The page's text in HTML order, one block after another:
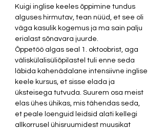
Kuigi inglise keeles õppimine tundus
alguses hirmutav, tean nüüd, et see oli
väga kasulik kogemus ja ma sain palju
erialast sõnavara juurde.
Õppetöö algas seal 1. oktoobrist, aga
väliskülalisüliõpilastel tuli enne seda
läbida kahenädalane intensiivne inglise
keele kursus, et sisse elada ja
üksteisega tutvuda. Suurem osa meist
elas ühes ühikas, mis tähendas seda,
et peale loenguid leidsid alati kellegi
allkorrusel ühisruumidest muusikat